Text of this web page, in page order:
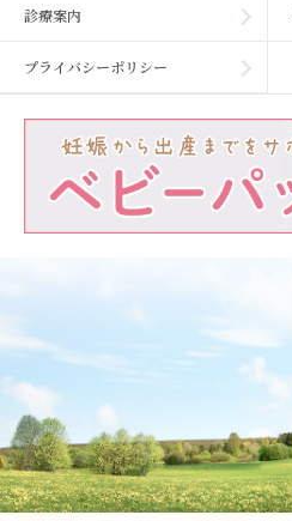
診療案内
プライバシーポリシー